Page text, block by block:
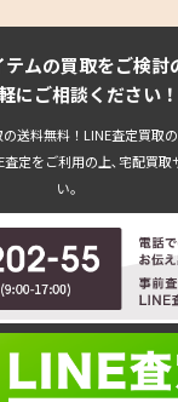
テムの買取をご検討
にご相談ください！
送料無料！LINE査定買取
定をご利用の上､宅配買
い。